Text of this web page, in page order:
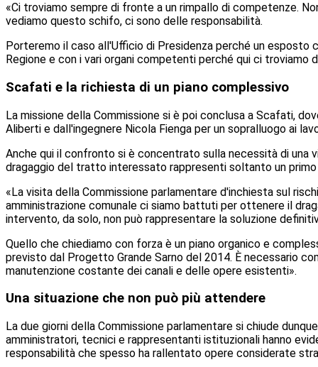
«Ci troviamo sempre di fronte a un rimpallo di competenze.
vediamo questo schifo, ci sono delle responsabilità.
Porteremo il caso all'Ufficio di Presidenza perché un esposto
Regione e con i vari organi competenti perché qui ci troviamo
Scafati e la richiesta di un piano complessivo
La missione della Commissione si è poi conclusa a Scafati,
Aliberti e dall'ingegnere Nicola Fienga per un sopralluogo ai
Anche qui il confronto si è concentrato sulla necessità di una
dragaggio del tratto interessato rappresenti soltanto un
«La visita della Commissione parlamentare d'inchiesta sul
amministrazione comunale ci siamo battuti per ottenere il
intervento, da solo, non può rappresentare la soluzione
Quello che chiediamo con forza è un piano organico e
previsto dal Progetto Grande Sarno del 2014. È necessario
manutenzione costante dei canali e delle opere esistenti».
Una situazione che non può più attendere
La due giorni della Commissione parlamentare si chiude
amministratori, tecnici e rappresentanti istituzionali hanno
responsabilità che spesso ha rallentato opere considerate